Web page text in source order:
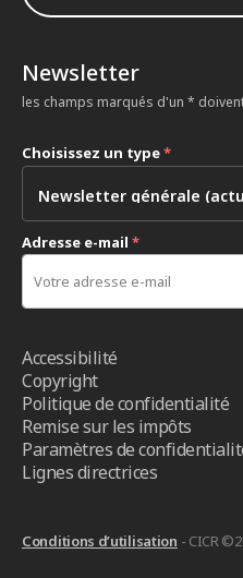
Newsletter
les champs marqués d'un *
Choisissez un type*
Adresse e-mail *
Accessibilité
Copyright
Politique de confidentialité
Remise sur les impôts
Paramètres de
Lignes directrices
Conditions d’utilisation - CICR